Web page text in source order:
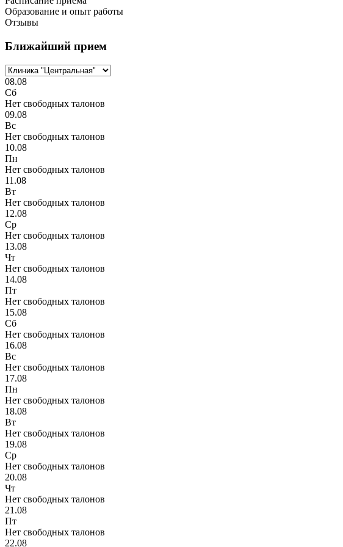
Образование и опыт работы
Отзывы
Ближайший прием
08.08
Сб
Нет свободных талонов
09.08
Вс
Нет свободных талонов
10.08
Пн
Нет свободных талонов
11.08
Вт
Нет свободных талонов
12.08
Ср
Нет свободных талонов
13.08
Чт
Нет свободных талонов
14.08
Пт
Нет свободных талонов
15.08
Сб
Нет свободных талонов
16.08
Вс
Нет свободных талонов
17.08
Пн
Нет свободных талонов
18.08
Вт
Нет свободных талонов
19.08
Ср
Нет свободных талонов
20.08
Чт
Нет свободных талонов
21.08
Пт
Нет свободных талонов
22.08